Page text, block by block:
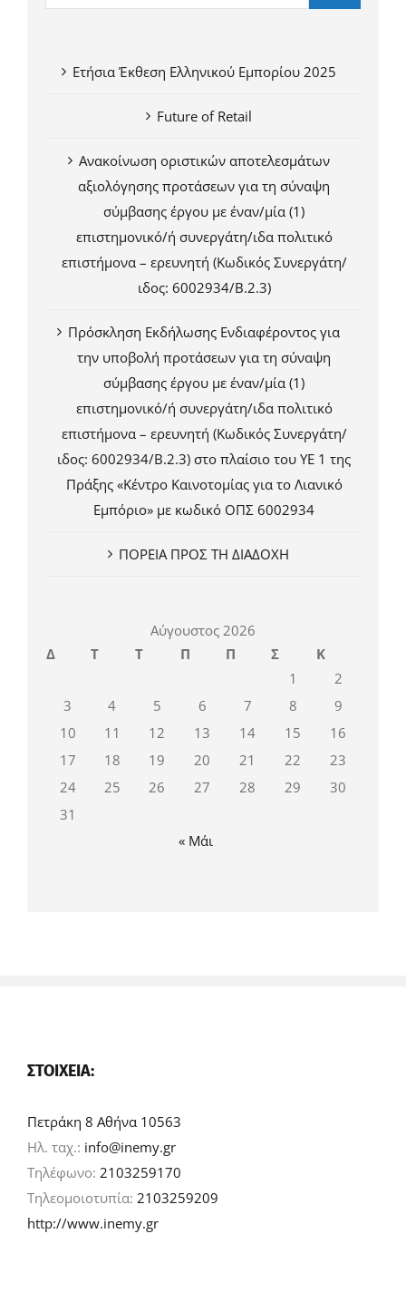
Ετήσια Έκθεση Ελληνικού Εμπορίου 2025
Future of Retail
Ανακοίνωση οριστικών αποτελεσμάτων
αξιολόγησης προτάσεων για τη σύναψη
σύμβασης έργου με έναν/μία (1)
επιστημονικό/ή συνεργάτη/ιδα πολιτικό
επιστήμονα – ερευνητή (Κωδικός Συνεργάτη/
ιδος: 6002934/Β.2.3)
Πρόσκληση Εκδήλωσης Ενδιαφέροντος για
την υποβολή προτάσεων για τη σύναψη
σύμβασης έργου με έναν/μία (1)
επιστημονικό/ή συνεργάτη/ιδα πολιτικό
επιστήμονα – ερευνητή (Κωδικός Συνεργάτη/
ιδος: 6002934/Β.2.3) στο πλαίσιο του ΥΕ 1 της
Πράξης «Κέντρο Καινοτομίας για το Λιανικό
Εμπόριο» με κωδικό ΟΠΣ 6002934
ΠΟΡΕΙΑ ΠΡΟΣ ΤΗ ΔΙΑΔΟΧΗ
Αύγουστος 2026
Δ
Τ Τ Π Π Σ
Κ
1
2
3
4 5 6 7 8
9
10
11 12 13 14 15
16
17
18 19 20 21 22
23
24
25 26 27 28 29
30
31
« Μάι
ΣΤΟΙΧΕΊΑ:
Πετράκη 8 Αθήνα 10563
Ηλ. ταχ.: info@inemy.gr
Τηλέφωνο: 2103259170
Τηλεομοιοτυπία: 2103259209
http://www.inemy.gr